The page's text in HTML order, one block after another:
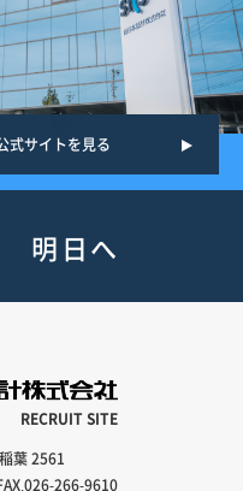
式サイトを見る
明日へ
RECRUIT SITE
葉 2561
266-9610